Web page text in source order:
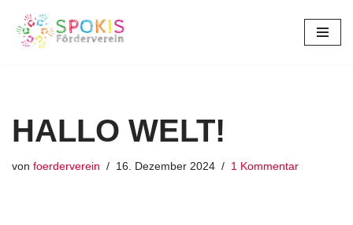
Zum
HALLO WELT!
von foerderverein 16. Dezember 2024 1 Kommentar